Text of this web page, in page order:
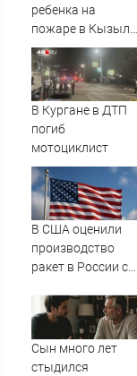
ребенка на
пожаре в Кызыл-
Таше возбуждено
уголовное дело
В Кургане в ДТП
погиб
мотоциклист
В США оценили
производство
ракет в России с
"Пэтриотов"
Сын много лет
стыдился